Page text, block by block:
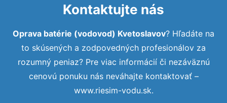
Kontaktujte nás
Oprava batérie (vodovod) Kvetoslavov? Hľadáte na
to skúsených a zodpovedných profesionálov za
rozumný peniaz? Pre viac informácií či nezáväznú
cenovú ponuku nás neváhajte kontaktovať –
www.riesim-vodu.sk.